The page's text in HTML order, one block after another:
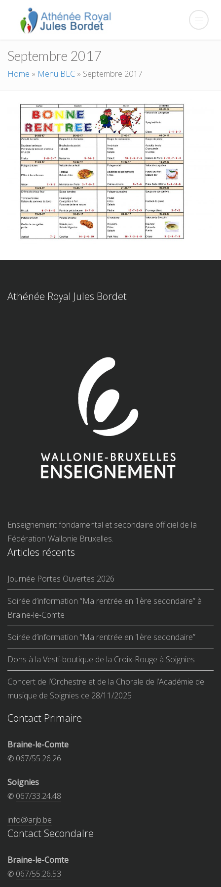
Septembre 2017
Home » Menu BLC » Septembre 2017
Athénée Royal Jules Bordet
Enseignement fondamental et secondaire officiel de la
Fédération Wallonie Bruxelles.
Articles récents
Journée Portes Ouvertes 2026
Soirée d’information “Ma rentrée en 1ère secondaire” à
Braine-le-Comte
Soirée d’information “Ma rentrée en 1ère secondaire”
Dons à la Vesti-boutique de la Croix-Rouge à Soignies
Concert de l’Orchestre et de la Chorale de l’Académie de
musique de Soignies ce 28/11/2025
Contact Primaire
Braine-le-Comte
✆ 067/55.26.26
Soignies
✆ 067/33.24.48
info@arjb.be
Contact Secondalre
Braine-le-Comte
✆ 067/55.26.53